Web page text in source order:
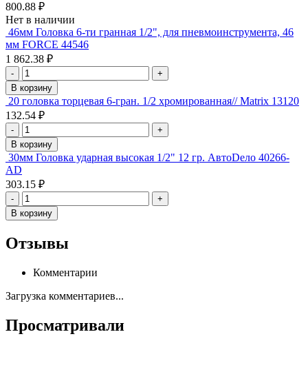
800.88 ₽
Нет в наличии
46мм Головка 6-ти гранная 1/2", для пневмоинструмента, 46
мм FORCE 44546
1 862.38 ₽
-
+
В корзину
20 головка торцевая 6-гран. 1/2 хромированная// Matrix 13120
132.54 ₽
-
+
В корзину
30мм Головка ударная высокая 1/2" 12 гр. АвтоDело 40266-
AD
303.15 ₽
-
+
В корзину
Отзывы
Комментарии
Загрузка комментариев...
Просматривали